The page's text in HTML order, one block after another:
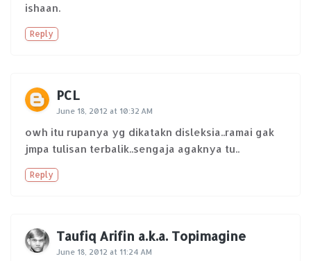
ishaan.
Reply
PCL
June 18, 2012 at 10:32 AM
owh itu rupanya yg dikatakn disleksia..ramai gak
jmpa tulisan terbalik..sengaja agaknya tu..
Reply
Taufiq Arifin a.k.a. Topimagine
June 18, 2012 at 11:24 AM